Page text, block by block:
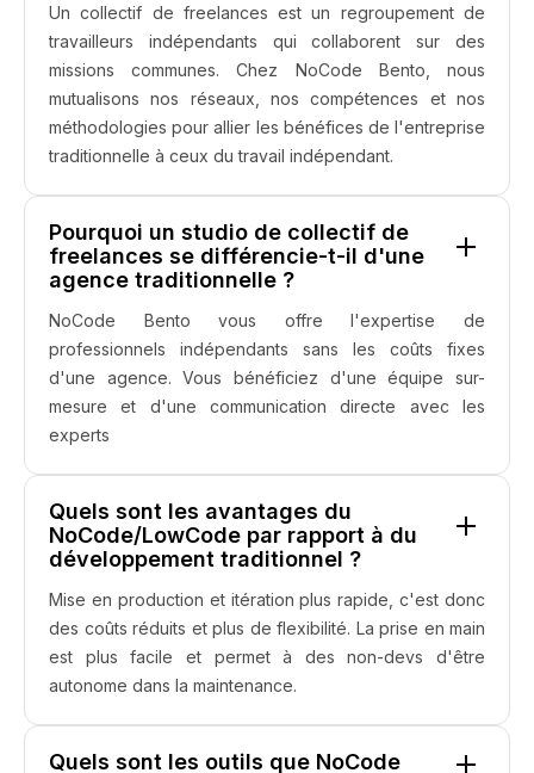
Un collectif de freelances est un regroupement de
travailleurs indépendants qui collaborent sur des
missions communes. Chez NoCode Bento, nous
mutualisons nos réseaux, nos compétences et nos
méthodologies pour allier les bénéfices de l'entreprise
traditionnelle à ceux du travail indépendant.
Pourquoi un studio de collectif de
freelances se différencie-t-il d'une
agence traditionnelle ?
NoCode Bento vous offre l'expertise de
professionnels indépendants sans les coûts fixes
d'une agence. Vous bénéficiez d'une équipe sur-
mesure et d'une communication directe avec les
experts
Quels sont les avantages du
NoCode/LowCode par rapport à du
développement traditionnel ?
Mise en production et itération plus rapide, c'est donc
des coûts réduits et plus de flexibilité. La prise en main
est plus facile et permet à des non-devs d'être
autonome dans la maintenance.
Quels sont les outils que NoCode